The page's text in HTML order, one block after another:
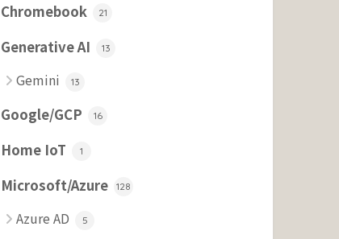
Chromebook 21
Generative AI 13
Gemini 13
Google/GCP 16
Home IoT 1
Microsoft/Azure 128
Azure AD 5